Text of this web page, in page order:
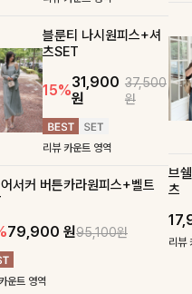
블룬티 나시원피스+셔
츠SET
15%31,900
원
37,500
원
리뷰 카운트 영역
서커 버튼카라원피스+벨트
79,900 원95,100원
운트 영역
브
츠
리뷰